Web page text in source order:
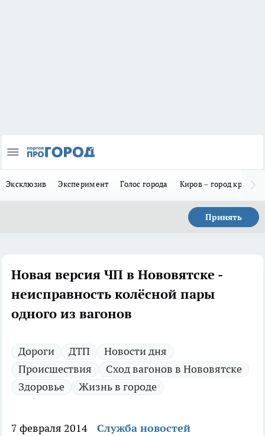
Эксклюзив Эксперимент Голос города Киров – город
Принять
Новая версия ЧП в Нововятске -
неисправность колёсной пары
одного из вагонов
Дороги ДТП
Новости дня
Происшествия
Сход вагонов в Нововятске
Здоровье
Жизнь в городе
7 февраля 2014 Служба новостей